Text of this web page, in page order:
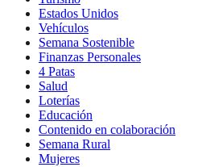
Estados Unidos
Vehículos
Semana Sostenible
Finanzas Personales
4 Patas
Salud
Loterías
Educación
Contenido en colaboración
Semana Rural
Mujeres